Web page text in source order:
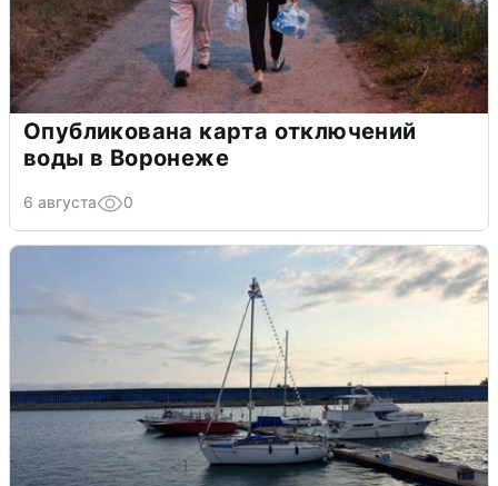
Опубликована карта отключений
воды в Воронеже
6 августа 0